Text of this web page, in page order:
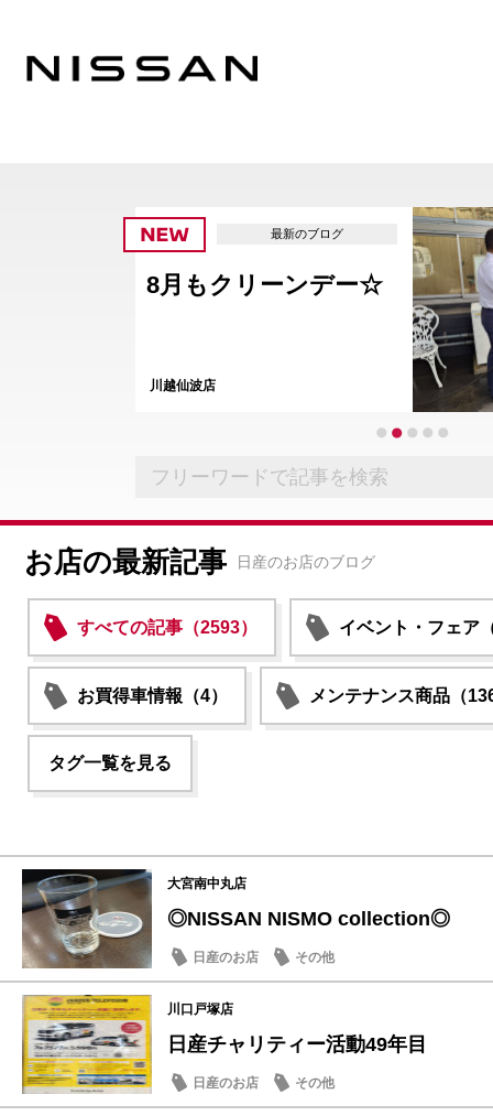
最新のブログ
8月もクリーンデー☆
川越仙波店
お店の最新記事 日産のお店のブログ
すべての記事（2593） イベント・フェア
お買得車情報（4） メンテナンス商品（
タグ一覧を見る
大宮南中丸店
◎NISSAN NISMO collection◎
日産のお店 その他
川口戸塚店
日産チャリティー活動49年目
日産のお店 その他